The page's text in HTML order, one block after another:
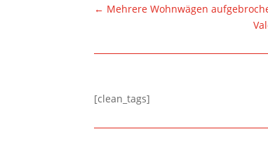
← Mehrere Wohnwägen
[clean_tags]